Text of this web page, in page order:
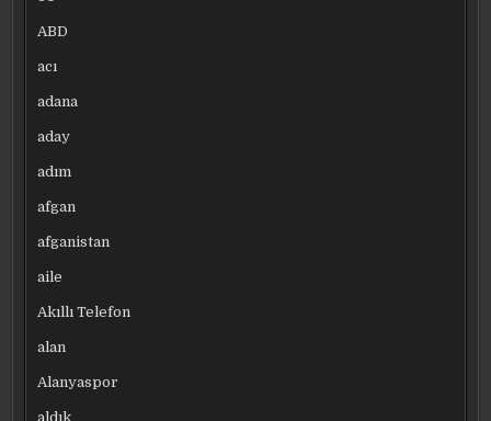
ABD
acı
adana
aday
adım
afgan
afganistan
aile
Akıllı Telefon
alan
Alanyaspor
aldık